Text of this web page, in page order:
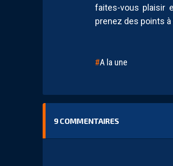
faites-vous plaisir
prenez des points à
A la une
9 COMMENTAIRES